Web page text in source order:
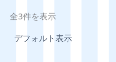
全3件を表示